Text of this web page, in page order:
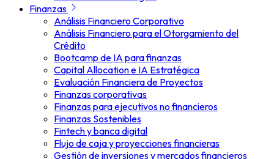
Finanzas
Análisis Financiero Corporativo
Análisis Financiero para el Otorgamiento del
Crédito
Bootcamp de IA para finanzas
Capital Allocation e IA Estratégica
Evaluación Financiera de Proyectos
Finanzas corporativas
Finanzas para ejecutivos no financieros
Finanzas Sostenibles
Fintech y banca digital
Flujo de caja y proyecciones financieras
Gestión de inversiones y mercados financieros